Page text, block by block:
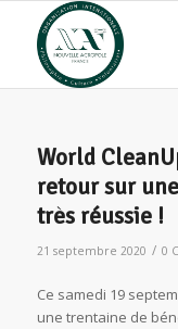
World
retour sur
très réussie !
21 septembre 2020 / 0
Ce samedi 19
une trentaine de